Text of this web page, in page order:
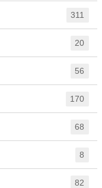
311
20
56
170
68
8
82